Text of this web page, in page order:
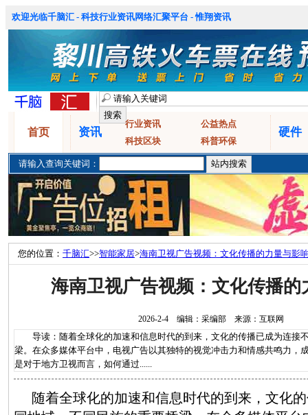
欢迎光临千脑汇 - 科技行业资讯网络汇聚平台 - 惟翔资讯
首页 资讯
行业资讯
公益热点
科技区块
科普环保
硬件
请输入查询关键词：
您的位置： 千脑汇>>智能家居>海南卫视广告视频：文化传播的力量与影
海南卫视广告视频：文化传播的
2026-2-4 编辑：采编部 来源：互联网
导读：随着全球化的加速和信息时代的到来，文化的传播已成为连接
梁。在众多媒体平台中，电视广告以其独特的视觉冲击力和情感共鸣力，
是对于地方卫视而言，如何通过......
随着全球化的加速和信息时代的到来，文化